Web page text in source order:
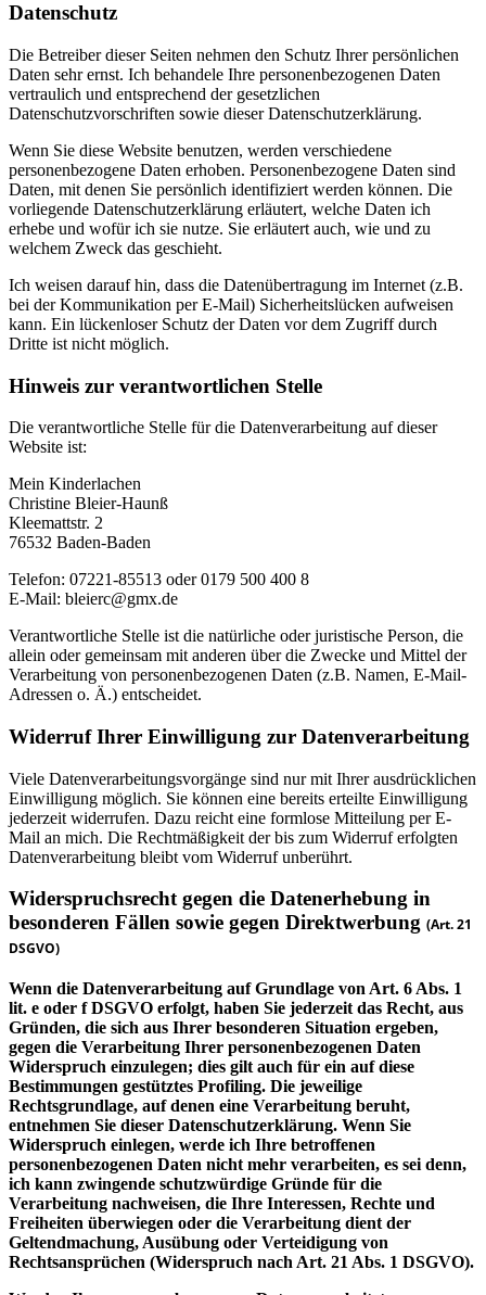
Datenschutz
Die Betreiber dieser Seiten nehmen den Schutz Ihrer persönlichen
Daten sehr ernst. Ich behandele Ihre personenbezogenen Daten
vertraulich und entsprechend der gesetzlichen
Datenschutzvorschriften sowie dieser Datenschutzerklärung.
Wenn Sie diese Website benutzen, werden verschiedene
personenbezogene Daten erhoben. Personenbezogene Daten sind
Daten, mit denen Sie persönlich identifiziert werden können. Die
vorliegende Datenschutzerklärung erläutert, welche Daten ich
erhebe und wofür ich sie nutze. Sie erläutert auch, wie und zu
welchem Zweck das geschieht.
Ich weisen darauf hin, dass die Datenübertragung im Internet (z.B.
bei der Kommunikation per E-Mail) Sicherheitslücken aufweisen
kann. Ein lückenloser Schutz der Daten vor dem Zugriff durch
Dritte ist nicht möglich.
Hinweis zur verantwortlichen Stelle
Die verantwortliche Stelle für die Datenverarbeitung auf dieser
Website ist:
Mein Kinderlachen
Christine Bleier-Haunß
Kleemattstr. 2
76532 Baden-Baden
Telefon: 07221-85513 oder 0179 500 400 8
E-Mail: bleierc@gmx.de
Verantwortliche Stelle ist die natürliche oder juristische Person, die
allein oder gemeinsam mit anderen über die Zwecke und Mittel der
Verarbeitung von personenbezogenen Daten (z.B. Namen, E-Mail-
Adressen o. Ä.) entscheidet.
Widerruf Ihrer Einwilligung zur Datenverarbeitung
Viele Datenverarbeitungsvorgänge sind nur mit Ihrer ausdrücklichen
Einwilligung möglich. Sie können eine bereits erteilte Einwilligung
jederzeit widerrufen. Dazu reicht eine formlose Mitteilung per E-
Mail an mich. Die Rechtmäßigkeit der bis zum Widerruf erfolgten
Datenverarbeitung bleibt vom Widerruf unberührt.
Widerspruchsrecht gegen die Datenerhebung in
besonderen Fällen sowie gegen Direktwerbung (Art. 21
DSGVO)
Wenn die Datenverarbeitung auf Grundlage von Art. 6 Abs. 1
lit. e oder f DSGVO erfolgt, haben Sie jederzeit das Recht, aus
Gründen, die sich aus Ihrer besonderen Situation ergeben,
gegen die Verarbeitung Ihrer personenbezogenen Daten
Widerspruch einzulegen; dies gilt auch für ein auf diese
Bestimmungen gestütztes Profiling. Die jeweilige
Rechtsgrundlage, auf denen eine Verarbeitung beruht,
entnehmen Sie dieser Datenschutzerklärung. Wenn Sie
Widerspruch einlegen, werde ich Ihre betroffenen
personenbezogenen Daten nicht mehr verarbeiten, es sei denn,
ich kann zwingende schutzwürdige Gründe für die
Verarbeitung nachweisen, die Ihre Interessen, Rechte und
Freiheiten überwiegen oder die Verarbeitung dient der
Geltendmachung, Ausübung oder Verteidigung von
Rechtsansprüchen (Widerspruch nach Art. 21 Abs. 1 DSGVO).